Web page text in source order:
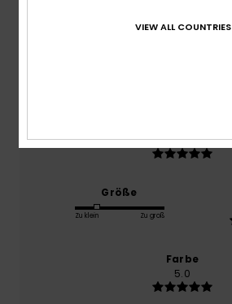
5.0
Größe
Zu klein Zu groß
Farbe
5.0
VIEW ALL COUNTRIES